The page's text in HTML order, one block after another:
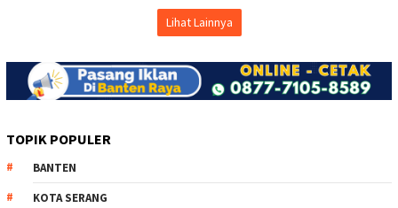
Lihat Lainnya
TOPIK POPULER
BANTEN
KOTA SERANG